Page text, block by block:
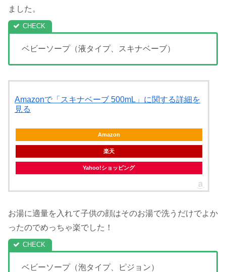
ました。
ベビーソープ（液タイプ、スキナベーブ）
Amazonで「スキナベーブ 500mL」に関する詳細を
見る
Amazon
楽天
Yahoo!ショッピング
お湯に適量を入れて子供の顔はそのお湯で洗うだけでよか
ったのでめっちゃ楽でした！
ベビーソープ（泡タイプ、ピジョン）